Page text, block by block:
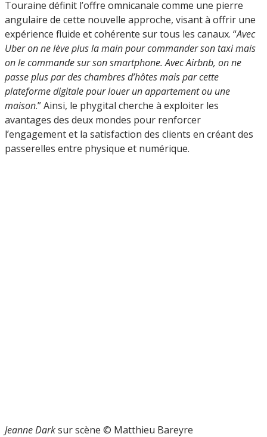
Touraine définit l’offre omnicanale comme une pierre
angulaire de cette nouvelle approche, visant à offrir une
expérience fluide et cohérente sur tous les canaux. “Avec
Uber on ne lève plus la main pour commander son taxi mais
on le commande sur son smartphone. Avec Airbnb, on ne
passe plus par des chambres d’hôtes mais par cette
plateforme digitale pour louer un appartement ou une
maison.” Ainsi, le phygital cherche à exploiter les
avantages des deux mondes pour renforcer
l’engagement et la satisfaction des clients en créant des
passerelles entre physique et numérique.
Jeanne Darksur scène © Matthieu Bareyre